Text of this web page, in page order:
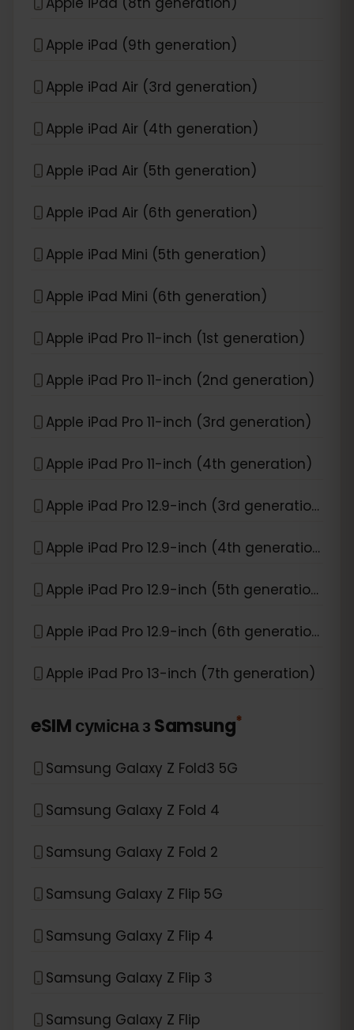
Apple iPad (9th generation)
Apple iPad Air (3rd generation)
Apple iPad Air (4th generation)
Apple iPad Air (5th generation)
Apple iPad Air (6th generation)
Apple iPad Mini (5th generation)
Apple iPad Mini (6th generation)
Apple iPad Pro 11-inch (1st generation)
Apple iPad Pro 11-inch (2nd generation)
Apple iPad Pro 11-inch (3rd generation)
Apple iPad Pro 11-inch (4th generation)
Apple iPad Pro 12.9-inch (3rd generation)
Apple iPad Pro 12.9-inch (4th generation)
Apple iPad Pro 12.9-inch (5th generation)
Apple iPad Pro 12.9-inch (6th generation)
Apple iPad Pro 13-inch (7th generation)
eSIM сумісна зSamsung*
Samsung Galaxy Z Fold3 5G
Samsung Galaxy Z Fold 4
Samsung Galaxy Z Fold 2
Samsung Galaxy Z Flip 5G
Samsung Galaxy Z Flip 4
Samsung Galaxy Z Flip 3
Samsung Galaxy Z Flip